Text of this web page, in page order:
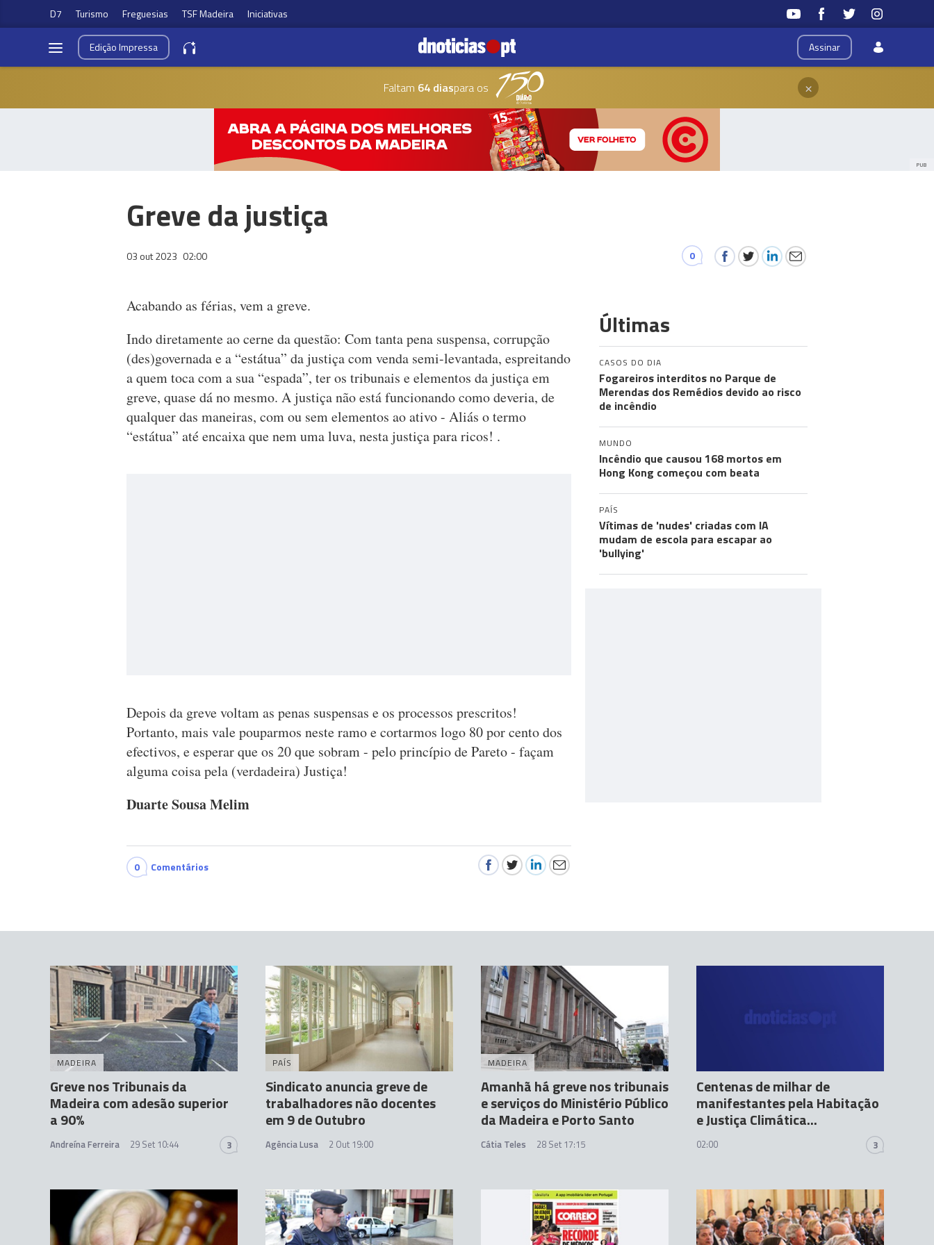
D7 Turismo Freguesias TSF Madeira Iniciativas
Assinar
EdiçãoImpressa
Faltam 64 diaspara os ×
PUB
Greve da justiça
03 out 2023 02:00 0
Acabando as férias, vem a greve.
Indo diretamente ao cerne da questão: Com tanta pena suspensa, corrupção
(des)governada e a “estátua” da justiça com venda semi-levantada, espreitando
a quem toca com a sua “espada”, ter os tribunais e elementos da justiça em
greve, quase dá no mesmo. A justiça não está funcionando como deveria, de
qualquer das maneiras, com ou sem elementos ao ativo - Aliás o termo
“estátua” até encaixa que nem uma luva, nesta justiça para ricos! .
Depois da greve voltam as penas suspensas e os processos prescritos!
Portanto, mais vale pouparmos neste ramo e cortarmos logo 80 por cento dos
efectivos, e esperar que os 20 que sobram - pelo princípio de Pareto - façam
alguma coisa pela (verdadeira) Justiça!
Duarte Sousa Melim
0 Comentários
Últimas
CASOS DO DIA
Fogareiros interditos no Parque de
Merendas dos Remédios devido ao risco
de incêndio
MUNDO
Incêndio que causou 168 mortos em
Hong Kong começou com beata
PAÍS
Vítimas de 'nudes' criadas com IA
mudam de escola para escapar ao
'bullying'
MADEIRA
Greve nos Tribunais da
Madeira com adesão superior
a 90%
Andreína Ferreira 29 Set 10:44 3
PAÍS
Sindicato anuncia greve de
trabalhadores não docentes
em 9 de Outubro
Agência Lusa 2 Out 19:00
MADEIRA
Amanhã há greve nos tribunais
e serviços do Ministério Público
da Madeira e Porto Santo
Cátia Teles 28 Set 17:15
Centenas de milhar de
manifestantes pela Habitação
e Justiça Climática...
02:00 3